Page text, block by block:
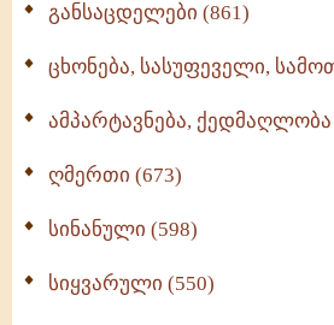
განსაცდელები (861)
ცხონება, სასუფეველი,
ამპარტავნება, ქედმაღლობა
ღმერთი (673)
სინანული (598)
სიყვარული (550)